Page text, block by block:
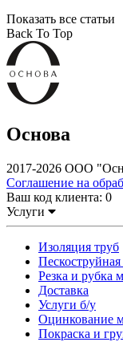
Показать все статьи
Back To Top
Основа
2017-2026 ООО
Соглашение на
Ваш код клиента: 0
Услуги
Изоляция труб
Пескоструйная
Резка и рубка
Доставка
Услуги б/у
Оцинкование
Покраска и